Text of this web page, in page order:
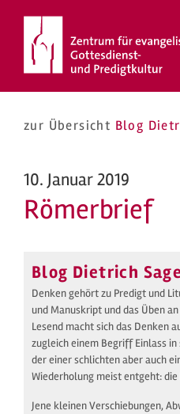
springen
zur Übersicht Blog
10. Januar 2019
Römerbrief
Blog Dietrich
Denken gehört zu Predigt und
und Manuskript und das Üben
Lesend macht sich das Denken
zugleich einem Begriff Einlass
der einer schlichten aber auch
Wiederholung meist entgeht:
Jene kleinen Verschiebungen,